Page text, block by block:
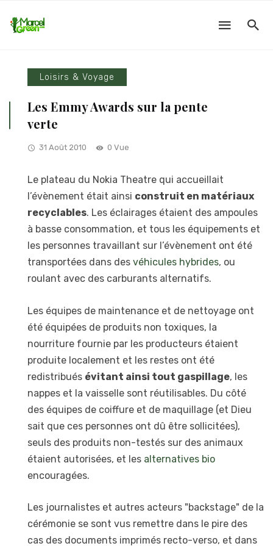
Loisirs & Voyage
Les Emmy Awards sur la pente
verte
31 Août 2010 0 Vue
Le plateau du Nokia Theatre qui accueillait
l’évènement était ainsi construit en matériaux
recyclables. Les éclairages étaient des ampoules
à basse consommation, et tous les équipements et
les personnes travaillant sur l’évènement ont été
transportées dans des véhicules hybrides, ou
roulant avec des carburants alternatifs.
Les équipes de maintenance et de nettoyage ont
été équipées de produits non toxiques, la
nourriture fournie par les producteurs étaient
produite localement et les restes ont été
redistribués évitant ainsi tout gaspillage, les
nappes et la vaisselle sont réutilisables. Du côté
des équipes de coiffure et de maquillage (et Dieu
sait que ces personnes ont dû être sollicitées),
seuls des produits non-testés sur des animaux
étaient autorisées, et les alternatives bio
encouragées.
Les journalistes et autres acteurs "backstage" de la
cérémonie se sont vus remettre dans le pire des
cas des documents imprimés recto-verso, et dans